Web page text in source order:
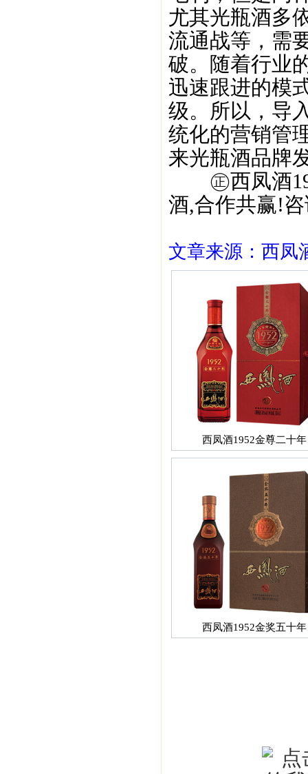
尤其光瓶酒多
流通战等，需
破。随着行业
迅速跟进的模
级。所以，导
统化的营销管
来光瓶酒品牌
㊣西凤酒
酒,合作共赢!咨
文章来源：西凤
西凤酒1952金尊二十年
西凤酒1952金奖五十年